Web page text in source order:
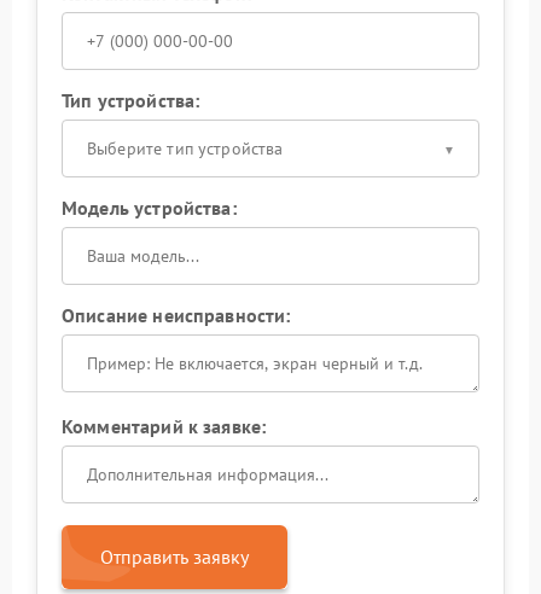
Тип устройства:
Выберите тип устройства
Модель устройства:
Описание неисправности:
Комментарий к заявке:
Отправить заявку